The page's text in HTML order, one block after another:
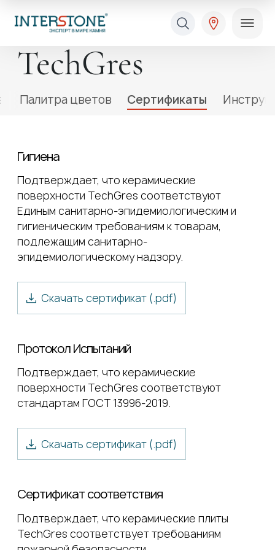
TechGres
Палитра цветов Сертификаты
Гигиена
Подтверждает, что керамические
поверхности TechGres соответствуют
Единым санитарно-эпидемиологическим и
гигиеническим требованиям к товарам,
подлежащим санитарно-
эпидемиологическому надзору.
Скачать сертификат (.pdf)
Протокол Испытаний
Подтверждает, что керамические
поверхности TechGres соответствуют
стандартам ГОСТ 13996-2019.
Скачать сертификат (.pdf)
Сертификат соответствия
Подтверждает, что керамические плиты
TechGres соответствует требованиям
Обработчик Дизайнер
Этим я подтверждаю подлинность
всех указанных персональных данных и
даю согласие на их обработку с целью
подготовки и предоставления ответа
Этим я подтверждаю подлинность
Этим я подтверждаю подлинность
всех указанных персональных данных и